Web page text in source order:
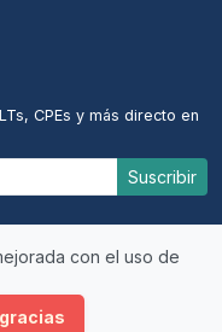
con el uso de
CPEs y más directo en
Suscribir